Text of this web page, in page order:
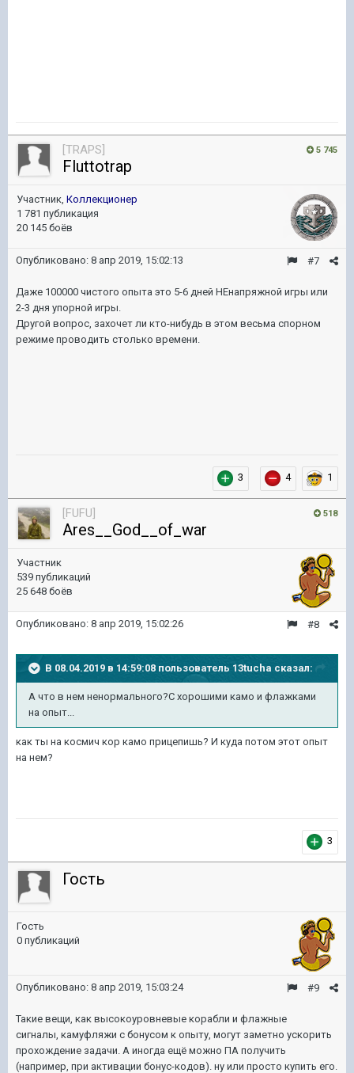
5 745
[TRAPS]
Fluttotrap
Участник, Коллекционер
1 781 публикация
20 145 боёв
#7
Опубликовано: 8 апр 2019, 15:02:13
Даже 100000 чистого опыта это 5-6 дней НЕнапряжной игры или
2-3 дня упорной игры.
Другой вопрос, захочет ли кто-нибудь в этом весьма спорном
режиме проводить столько времени.
3 4 1
518
[FUFU]
Ares__God__of_war
Участник
539 публикаций
25 648 боёв
#8
Опубликовано: 8 апр 2019, 15:02:26
В 08.04.2019 в 14:59:08 пользователь 13tucha сказал:
А что в нем ненормального?С хорошими камо и флажками
на опыт...
как ты на космич кор камо прицепишь? И куда потом этот опыт
на нем?
3
Гость
Гость
0 публикаций
#9
Опубликовано: 8 апр 2019, 15:03:24
Такие вещи, как высокоуровневые корабли и флажные
сигналы, камуфляжи с бонусом к опыту, могут заметно ускорить
прохождение задачи. А иногда ещё можно ПА получить
(например, при активации бонус-кодов). ну или просто купить его.